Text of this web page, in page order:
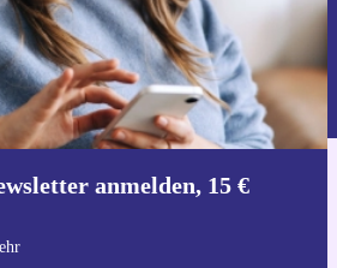
anmelden, 15 €
anfordern
personenbezogener Daten findest
.
dir die refurbed-App